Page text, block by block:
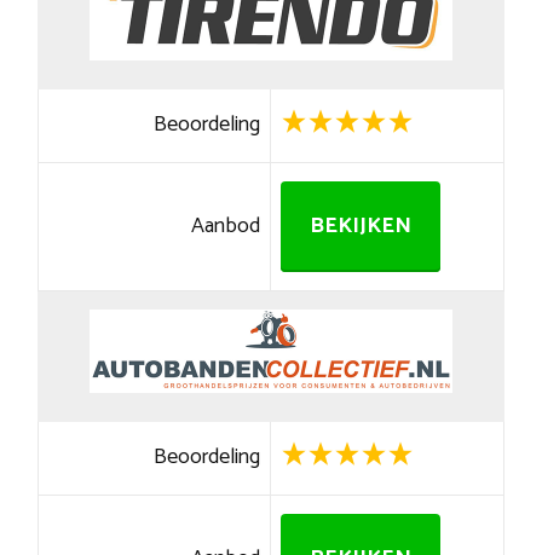
Beoordeling
Aanbod BEKIJKEN
Beoordeling